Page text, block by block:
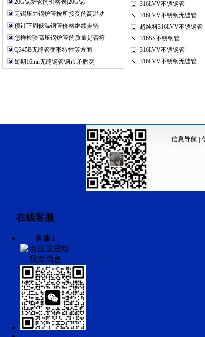
20G锅炉管的价格表|20G锅
无锡压力锅炉管按所接受的高温功
预计下周低温钢管价格继续走弱
怎样检验高压锅炉管的质量是否符
Q345B无缝管变形特性等方面
短期16mn无缝钢管钢市矛盾突
316LVV不锈钢管
316LVV不锈钢无缝管
超纯料316LVV不锈钢管
316SS不锈钢管
316LVV不锈钢管
316LVV不锈钢无缝管
信息导航|
在线客服
客服1